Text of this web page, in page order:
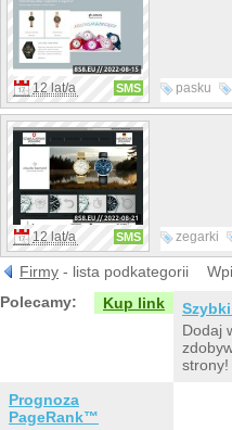
12 lat/a SMS pasku
dziecięce
12 lat/a SMS zegarki
szafirowe
Firmy - lista podkategorii
Polecamy:
Kup link
Dodaj
strony!
Prognoza
PageRank™